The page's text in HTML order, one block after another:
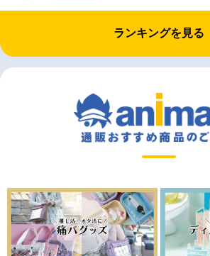
ランキングを見る